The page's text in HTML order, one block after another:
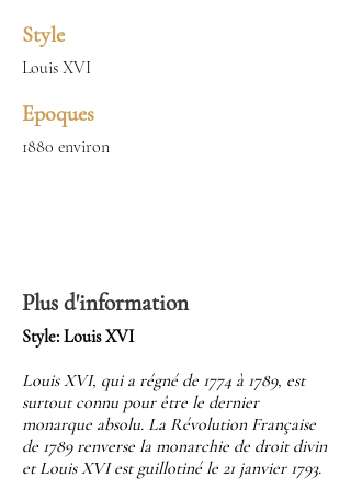
Style
Louis XVI
Epoques
1880 environ
Plus d'information
Style: Louis XVI
Louis XVI, qui a régné de 1774 à 1789, est
surtout connu pour être le dernier
monarque absolu. La Révolution Française
de 1789 renverse la monarchie de droit divin
et Louis XVI est guillotiné le 21 janvier 1793.